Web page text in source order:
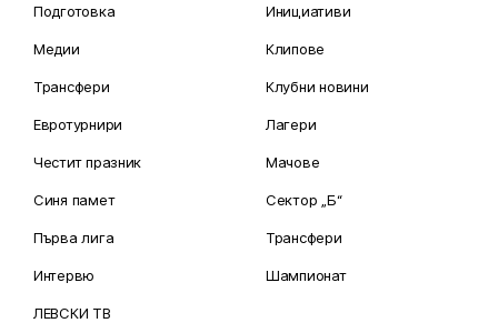
Подготовка
Медии
Трансфери
Евротурнири
Честит празник
Синя памет
Първа лига
Интервю
ЛЕВСКИ ТВ
Инициативи
Клипове
Клубни новини
Лагери
Мачове
Сектор „Б“
Трансфери
Шампионат